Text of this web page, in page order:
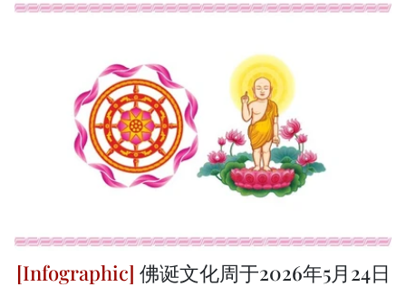
佛诞文化周于2026年5月24日